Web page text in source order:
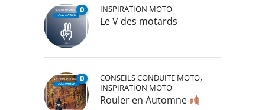
0 INSPIRATION MOTO
Le V des motards
0 CONSEILS CONDUITE MOTO,
INSPIRATION MOTO
Rouler en Automne